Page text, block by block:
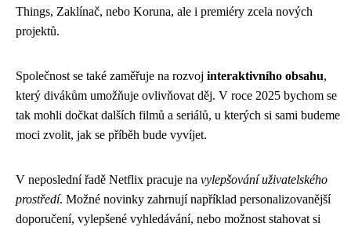
Things, Zaklínač, nebo Koruna, ale i premiéry zcela nových
projektů.
Společnost se také zaměřuje na rozvoj interaktivního obsahu,
který divákům umožňuje ovlivňovat děj. V roce 2025 bychom se
tak mohli dočkat dalších filmů a seriálů, u kterých si sami budeme
moci zvolit, jak se příběh bude vyvíjet.
V neposlední řadě Netflix pracuje na vylepšování uživatelského
prostředí. Možné novinky zahrnují například personalizovanější
doporučení, vylepšené vyhledávání, nebo možnost stahovat si